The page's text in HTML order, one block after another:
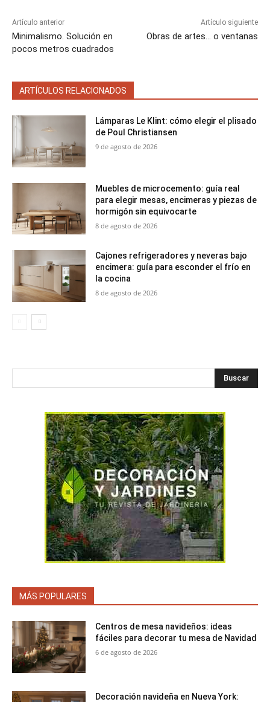
Artículo anterior
Minimalismo. Solución en
pocos metros cuadrados
Artículo siguiente
Obras de artes… o ventanas
ARTÍCULOS RELACIONADOS
Lámparas Le Klint: cómo elegir el plisado
de Poul Christiansen
9 de agosto de 2026
Muebles de microcemento: guía real
para elegir mesas, encimeras y piezas de
hormigón sin equivocarte
8 de agosto de 2026
Cajones refrigeradores y neveras bajo
encimera: guía para esconder el frío en
la cocina
8 de agosto de 2026
Buscar
MÁS POPULARES
Centros de mesa navideños: ideas
fáciles para decorar tu mesa de Navidad
6 de agosto de 2026
Decoración navideña en Nueva York: